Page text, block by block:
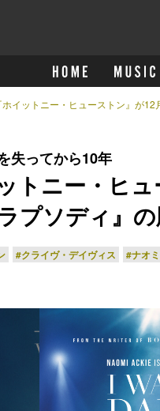
ホイットニー・ヒューストン』が
失ってから10年
トニー・ヒ
プソディ』
#クライヴ・デイヴィス #ナオ